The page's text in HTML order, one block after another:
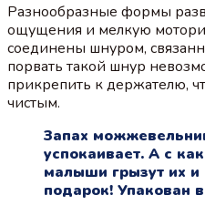
Разнообразные формы
ощущения и мелкую
соединены шнуром,
порвать такой шнур
прикрепить к держателю,
чистым.
Запах
успокаивает. А с
малыши грызут их и
подарок! Упакован